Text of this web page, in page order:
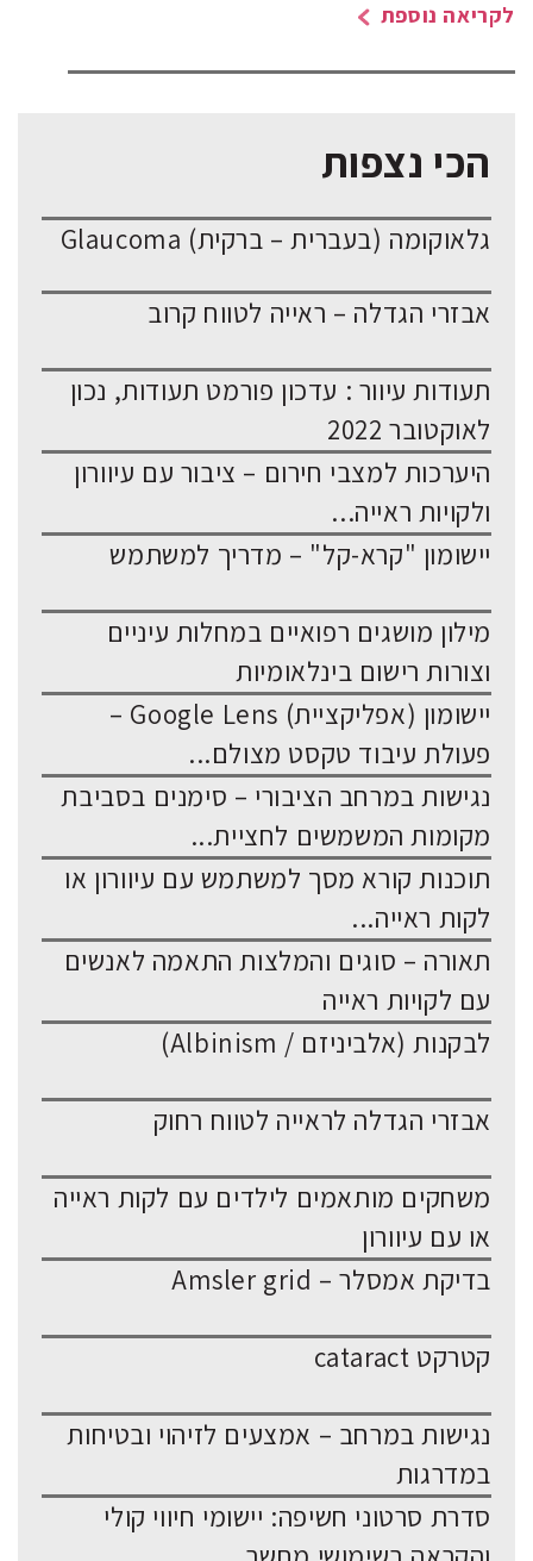
לקריאה נוספת
הכי נצפות
גלאוקומה (בעברית – ברקית) Glaucoma
אבזרי הגדלה – ראייה לטווח קרוב
תעודות עיוור : עדכון פורמט תעודות, נכון
לאוקטובר 2022
היערכות למצבי חירום – ציבור עם עיוורון
ולקויות ראייה...
יישומון "קרא-קל" – מדריך למשתמש
מילון מושגים רפואיים במחלות עיניים
וצורות רישום בינלאומיות
יישומון (אפליקציית) Google Lens –
פעולת עיבוד טקסט מצולם...
נגישות במרחב הציבורי – סימנים בסביבת
מקומות המשמשים לחציית...
תוכנות קורא מסך למשתמש עם עיוורון או
לקות ראייה...
תאורה – סוגים והמלצות התאמה לאנשים
עם לקויות ראייה
לבקנות (אלביניזם / Albinism)
אבזרי הגדלה לראייה לטווח רחוק
משחקים מותאמים לילדים עם לקות ראייה
או עם עיוורון
בדיקת אמסלר – Amsler grid
קטרקט cataract
נגישות במרחב – אמצעים לזיהוי ובטיחות
במדרגות
סדרת סרטוני חשיפה: יישומי חיווי קולי